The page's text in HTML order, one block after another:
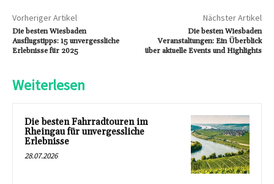
Vorheriger Artikel
Die besten Wiesbaden
Ausflugstipps: 15 unvergessliche
Erlebnisse für 2025
Nächster Artikel
Die besten Wiesbaden
Veranstaltungen: Ein Überblick
über aktuelle Events und Highlights
Weiterlesen
Die besten Fahrradtouren im
Rheingau für unvergessliche
Erlebnisse
28.07.2026